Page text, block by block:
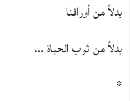
بدلاً من أوراقنا
بدلاً من ثوب الحياة …
*